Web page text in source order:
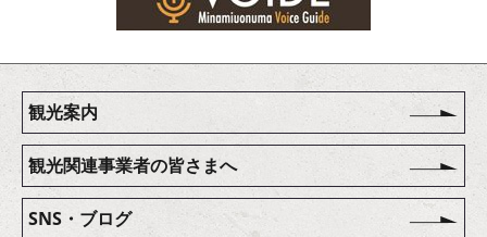
観光案内
観光関連事業者の皆さまへ
SNS・ブログ